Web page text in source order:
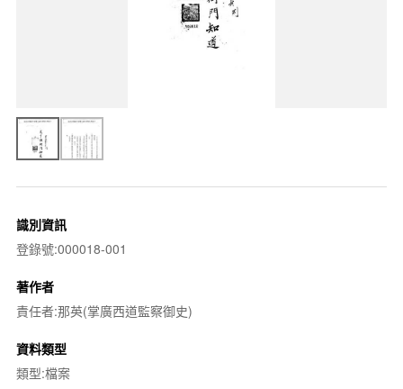
識別資訊
登錄號:000018-001
著作者
責任者:那英(掌廣西道監察御史)
資料類型
類型:檔案